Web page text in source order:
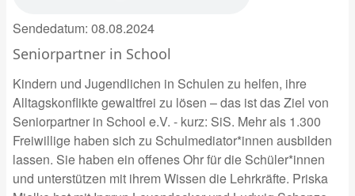
Sendedatum: 08.08.2024
Seniorpartner in School
Kindern und Jugendlichen in Schulen zu helfen, ihre
Alltagskonflikte gewaltfrei zu lösen – das ist das Ziel von
Seniorpartner in School e.V. - kurz: SiS. Mehr als 1.300
Freiwillige haben sich zu Schulmediator*innen ausbilden
lassen. Sie haben ein offenes Ohr für die Schüler*innen
und unterstützen mit ihrem Wissen die Lehrkräfte. Priska